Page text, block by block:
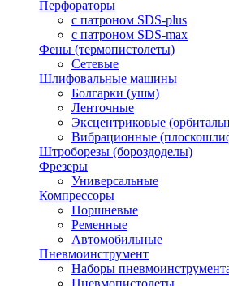
Перфораторы
с патроном SDS-plus
с патроном SDS-max
Фены (термопистолеты)
Сетевые
Шлифовальные машины
Болгарки (ушм)
Ленточные
Эксцентриковые
Вибрационные
Штроборезы (бороздоделы)
Фрезеры
Универсальные
Компрессоры
Поршневые
Ременные
Автомобильные
Пневмоинструмент
Наборы
Пневмопистолеты